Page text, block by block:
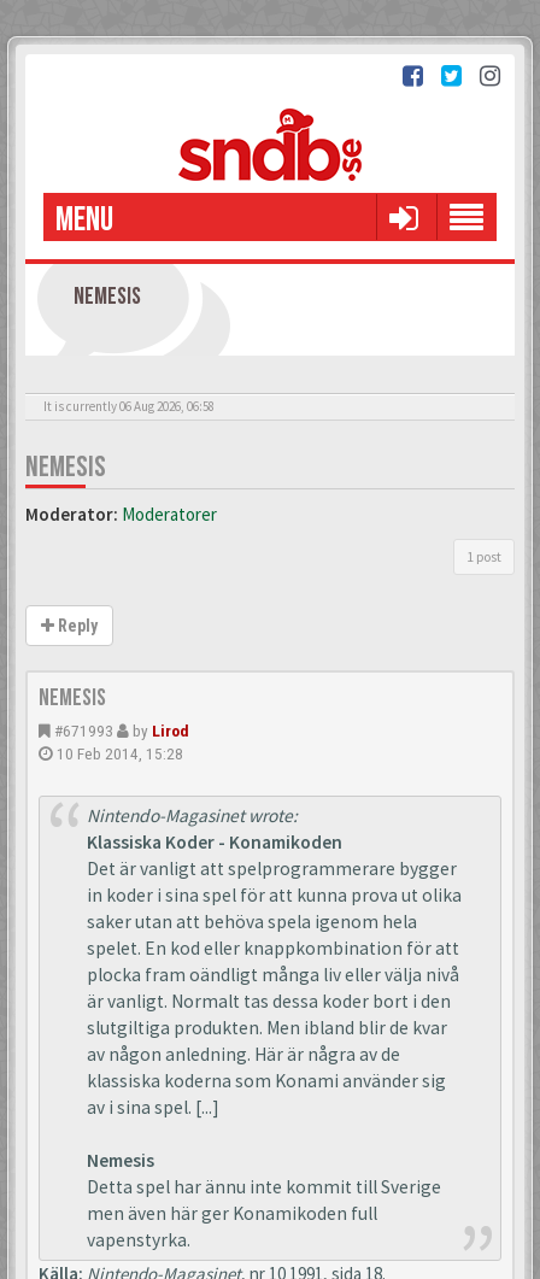
MENU
NEMESIS
It is currently 06 Aug 2026, 06:58
NEMESIS
Moderator: Moderatorer
1 post
Reply
Nemesis
#671993 by Lirod
10 Feb 2014, 15:28
Nintendo-Magasinet wrote:
Klassiska Koder - Konamikoden
Det är vanligt att spelprogrammerare bygger
in koder i sina spel för att kunna prova ut olika
saker utan att behöva spela igenom hela
spelet. En kod eller knappkombination för att
plocka fram oändligt många liv eller välja nivå
är vanligt. Normalt tas dessa koder bort i den
slutgiltiga produkten. Men ibland blir de kvar
av någon anledning. Här är några av de
klassiska koderna som Konami använder sig
av i sina spel. [...]
Nemesis
Detta spel har ännu inte kommit till Sverige
men även här ger Konamikoden full
vapenstyrka.
Källa: Nintendo-Magasinet, nr 10 1991, sida 18.